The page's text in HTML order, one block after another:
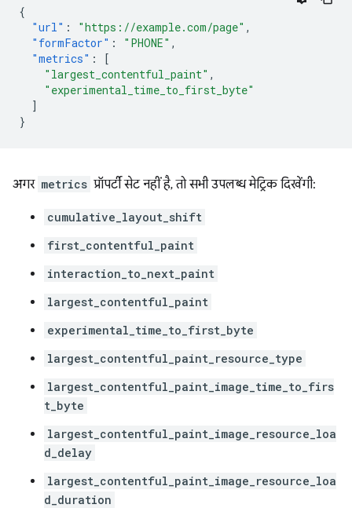
{
"url" : "https://example.com/page" ,
"formFactor" : "PHONE" ,
"metrics" :
[
"largest_contentful_paint" ,
"experimental_time_to_first_byte"
]
}
अगर metrics प्रॉपर्टी सेट नहीं है, तो सभी उपलब्ध मेट्रिक दिखेंगी:
cumulative_layout_shift
first_contentful_paint
interaction_to_next_paint
largest_contentful_paint
experimental_time_to_first_byte
largest_contentful_paint_resource_type
largest_contentful_paint_image_time_to_firs
t_byte
largest_contentful_paint_image_resource_loa
d_delay
largest_contentful_paint_image_resource_loa
d_duration